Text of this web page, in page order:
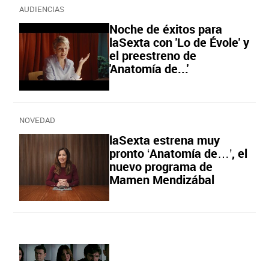
AUDIENCIAS
Noche de éxitos para
laSexta con 'Lo de Évole' y
el preestreno de
'Anatomía de...'
NOVEDAD
laSexta estrena muy
pronto ‘Anatomía de…’, el
nuevo programa de
Mamen Mendizábal